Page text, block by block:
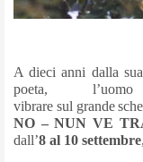
A dieci anni dalla
poeta,
vibrare sul grande
NO – NUN VE
dall’8 al 10 settembre